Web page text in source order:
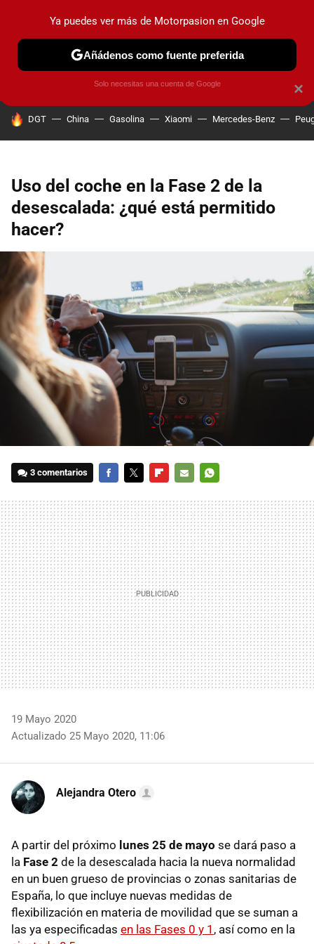
PRUEBAS COCHES ELÉCTRICOS OBSERVATORIO
HOY SE HABLA DE
DGT China Gasolina Xiaomi Mercedes-Benz
Uso del coche en la Fase 2 de la
desescalada: ¿qué está permitido
hacer?
3 comentarios
MAIL
19 Mayo 2020
Actualizado 25 Mayo 2020, 11:06
Alejandra Otero
A partir del próximo lunes 25 de mayo se dará paso a
la Fase 2 de la desescalada hacia la nueva normalidad
en un buen grueso de provincias o zonas sanitarias de
España, lo que incluye nuevas medidas de
flexibilización en materia de movilidad que se suman a
las ya especificadas en las Fases 0 y 1 , así como en la
×
Ya puedes ver más de Motorpasion en Google
Añádenos como fuente preferida
Solo necesitas una cuenta de Google